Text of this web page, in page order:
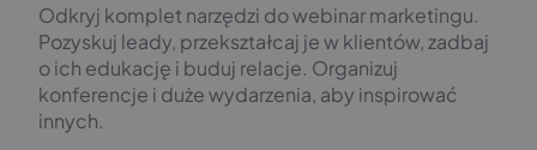
Odkryj komplet narzędzi do webinar marketingu.
Pozyskuj leady, przekształcaj je w klientów, zadbaj
o ich edukację i buduj relacje. Organizuj
konferencje i duże wydarzenia, aby inspirować
innych.